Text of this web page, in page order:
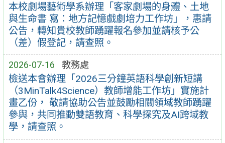
本校劇場藝術學系辦理「客家劇場的身體、土地
與生命書 寫：地方記憶戲劇培力工作坊」，惠請
公告，轉知貴校教師踴躍報名參加並請核予公
（差）假登記，請查照。
2026-07-16 教務處
檢送本會辦理「2026三分鐘英語科學創新短講
（3MinTalk4Science）教師增能工作坊」實施計
畫乙份， 敬請協助公告並鼓勵相關領域教師踴躍
參與，共同推動雙語教育、科學探究及AI跨域教
學，請查照。